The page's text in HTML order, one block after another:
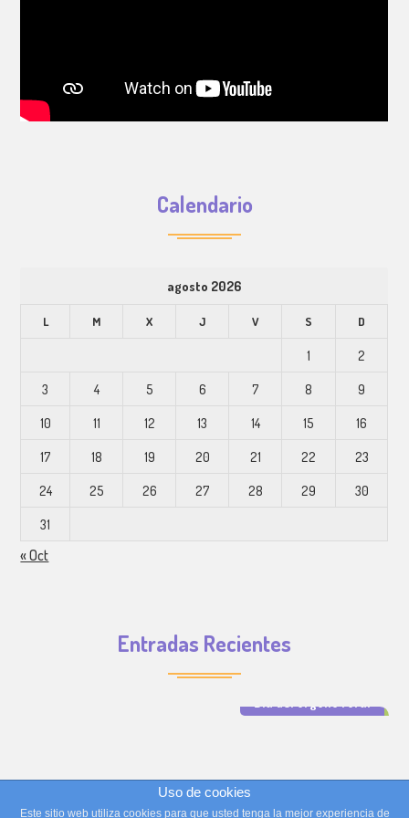
Calendario
agosto 2026
L M X J V S D
1 2
3 4 5 6 7 8 9
10 11 12 13 14 15 16
17 18 19 20 21 22 23
24 25 26 27 28 29 30
31
« Oct
Entradas Recientes
Copyright © 2016, Música y Niños. All Rights Reserved.
Uso de cookies
Este sitio web utiliza cookies para que usted tenga la mejor experiencia de